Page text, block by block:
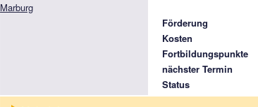
Förderung
Kosten
Fortbildungspunkte
nächster Termin
Status